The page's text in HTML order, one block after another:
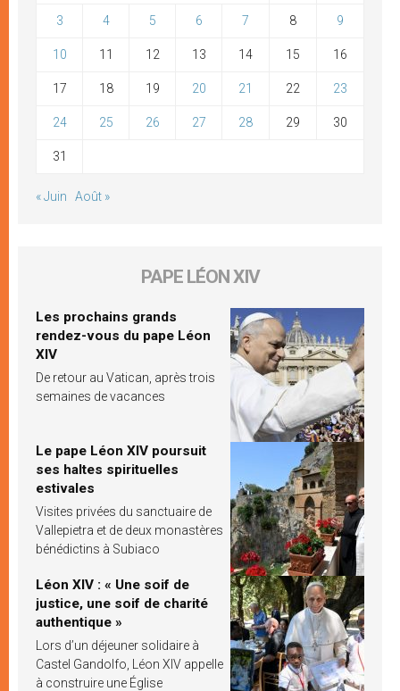
3 4 5 6 7 8 9
10 11 12 13 14 15 16
17 18 19 20 21 22 23
24 25 26 27 28 29 30
31
« Juin Août »
PAPE LÉON XIV
Les prochains grands
rendez-vous du pape Léon
XIV
De retour au Vatican, après trois
semaines de vacances
Le pape Léon XIV poursuit
ses haltes spirituelles
estivales
Visites privées du sanctuaire de
Vallepietra et de deux monastères
bénédictins à Subiaco
Léon XIV : « Une soif de
justice, une soif de charité
authentique »
Lors d’un déjeuner solidaire à
Castel Gandolfo, Léon XIV appelle
à construire une Église